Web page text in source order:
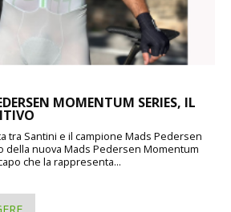
MOMENTUM SERIES, IL
tra Santini e il campione Mads Pedersen
della nuova Mads Pedersen Momentum
che la rappresenta...